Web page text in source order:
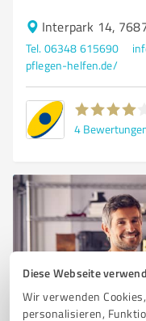
Diese Webseite
Wir verwenden
personalisieren,
Interpark 14,
Tel. 06348 615690
pflegen-helfen.de/
4